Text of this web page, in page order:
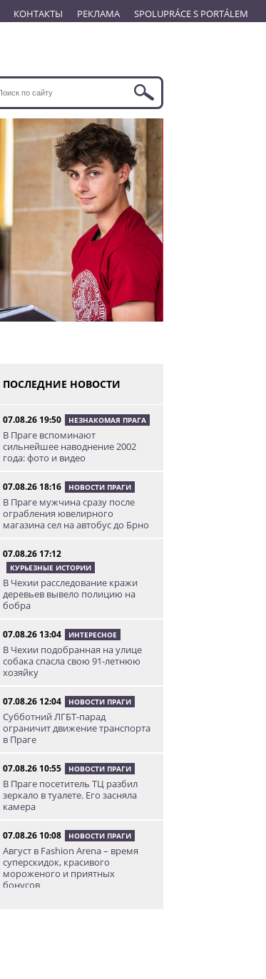
КОНТАКТЫ РЕКЛАМА SPOLUPRÁCE S PORTÁLEM
ПОСЛЕДНИЕ НОВОСТИ
07.08.26 19:50 НЕЗНАКОМАЯ ПРАГА
В Праге вспоминают
сильнейшее наводнение 2002
года: фото и видео
07.08.26 18:16 НОВОСТИ ПРАГИ
В Праге мужчина сразу после
ограбления ювелирного
магазина сел на автобус до Брно
07.08.26 17:12
КУРЬЕЗНЫЕ ИСТОРИИ
В Чехии расследование кражи
деревьев вывело полицию на
бобра
07.08.26 13:04 ИНТЕРЕСНОЕ
В Чехии подобранная на улице
собака спасла свою 91-летнюю
хозяйку
07.08.26 12:04 НОВОСТИ ПРАГИ
Субботний ЛГБТ-парад
ограничит движение транспорта
в Праге
07.08.26 10:55 НОВОСТИ ПРАГИ
В Праге посетитель ТЦ разбил
зеркало в туалете. Его засняла
камера
07.08.26 10:08 НОВОСТИ ПРАГИ
Август в Fashion Arena – время
суперскидок, красивого
мороженого и приятных
бонусов